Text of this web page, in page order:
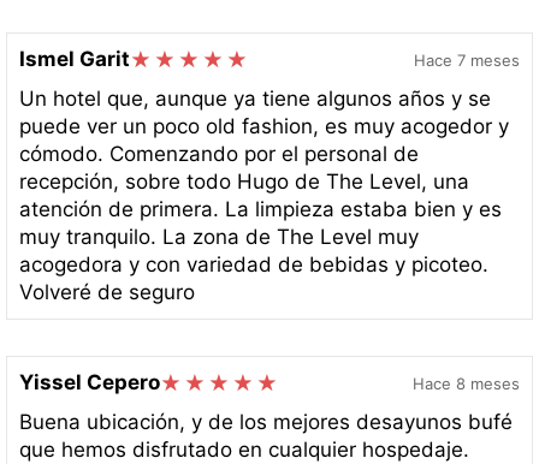
Ismel Garit Hace 7 meses
Un hotel que, aunque ya tiene algunos años y se
puede ver un poco old fashion, es muy acogedor y
cómodo. Comenzando por el personal de
recepción, sobre todo Hugo de The Level, una
atención de primera. La limpieza estaba bien y es
muy tranquilo. La zona de The Level muy
acogedora y con variedad de bebidas y picoteo.
Volveré de seguro
Yissel Cepero Hace 8 meses
Buena ubicación, y de los mejores desayunos bufé
que hemos disfrutado en cualquier hospedaje.